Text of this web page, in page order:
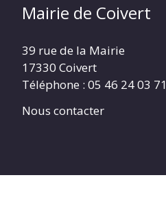
Mairie de Coivert
39 rue de la Mairie
17330 Coivert
Téléphone : 05 46 24 03 71
Nous contacter